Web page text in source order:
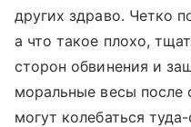
других здраво. Четко
а что такое плохо,
сторон обвинения и
моральные весы после
могут колебаться